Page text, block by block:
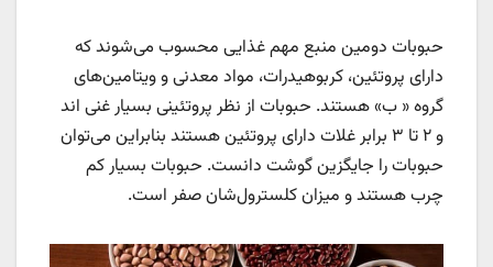
حبوبات دومین منبع مهم غذایی محسوب می‌شوند که
دارای پروتئین، کربوهیدرات، مواد معدنی و ویتامین‌های
گروه « ب» هستند. حبوبات از نظر پروتئینی بسیار غنی اند
و ۲ تا ۳ برابر غلات دارای پروتئین هستند بنابراین می‌توان
حبوبات را جایگزین گوشت دانست. ﺣﺒﻮﺑﺎت ﺑﺴﯿﺎر ﮐﻢ
ﭼﺮب ﻫﺴﺘﻨﺪ و ﻣﯿﺰان ﮐﻠﺴﺘﺮولﺷﺎن ﺻﻔﺮ اﺳﺖ.